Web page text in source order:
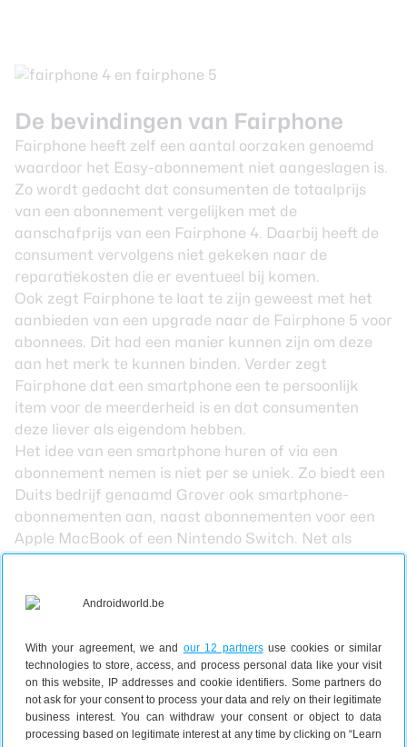
With your agreement, we and our 12 partnersuse cookies or similar
technologies to store, access, and process personal data like your visit
on this website, IP addresses and cookie identifiers. Some partners do
not ask for your consent to process your data and rely on their legitimate
business interest. You can withdraw your consent or object to data
processing based on legitimate interest at any time by clicking on “Learn
De bevindingen van Fairphone
Fairphone heeft zelf een aantal oorzaken genoemd
waardoor het Easy-abonnement niet aangeslagen is.
Zo wordt gedacht dat consumenten de totaalprijs
van een abonnement vergelijken met de
aanschafprijs van een Fairphone 4. Daarbij heeft de
consument vervolgens niet gekeken naar de
reparatiekosten die er eventueel bij komen.
Ook zegt Fairphone te laat te zijn geweest met het
aanbieden van een upgrade naar de Fairphone 5 voor
abonnees. Dit had een manier kunnen zijn om deze
aan het merk te kunnen binden. Verder zegt
Fairphone dat een smartphone een te persoonlijk
item voor de meerderheid is en dat consumenten
deze liever als eigendom hebben.
Het idee van een smartphone huren of via een
abonnement nemen is niet per se uniek. Zo biedt een
Duits bedrijf genaamd Grover ook smartphone-
abonnementen aan, naast abonnementen voor een
Apple MacBook of een Nintendo Switch. Net als
Fairphone zegt het bedrijf de gadgets te verhuren
Zou jij een smartphone via een
betaal je liever direct de prijs voor
een volledige gadget? Laat het
ons weten in de reacties!